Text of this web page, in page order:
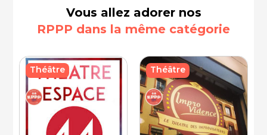
Vous allez adorer nos
RPPP dans la même catégorie
Théâtre Théâtre